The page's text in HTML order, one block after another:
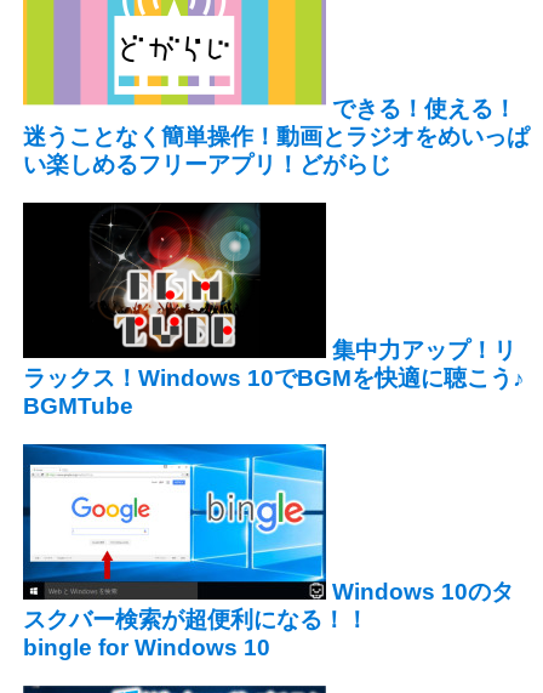
できる！使える！
迷うことなく簡単操作！動画とラジオをめいっぱ
い楽しめるフリーアプリ！どがらじ
集中力アップ！リ
ラックス！Windows 10でBGMを快適に聴こう♪
BGMTube
Windows 10のタ
スクバー検索が超便利になる！！
bingle for Windows 10